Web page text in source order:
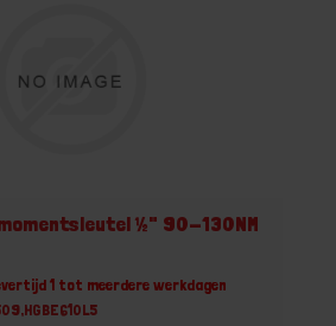
momentsleutel ½" 90-130NM
1 tot meerdere werkdagen